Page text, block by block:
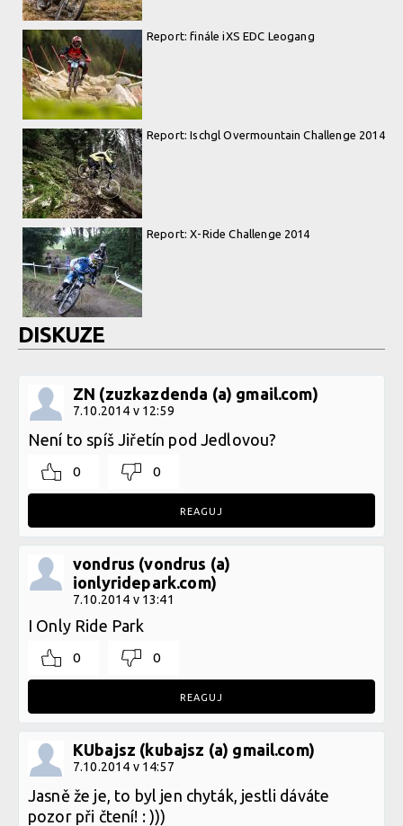
Report: finále iXS EDC Leogang
Report: Ischgl Overmountain Challenge 2014
Report: X-Ride Challenge 2014
DISKUZE
ZN (zuzkazdenda (a) gmail.com)
7.10.2014 v 12:59
Není to spíš Jiřetín pod Jedlovou?
0 0
REAGUJ
vondrus (vondrus (a)
ionlyridepark.com)
7.10.2014 v 13:41
I Only Ride Park
0 0
REAGUJ
KUbajsz (kubajsz (a) gmail.com)
7.10.2014 v 14:57
Jasně že je, to byl jen chyták, jestli dáváte
pozor při čtení! : )))